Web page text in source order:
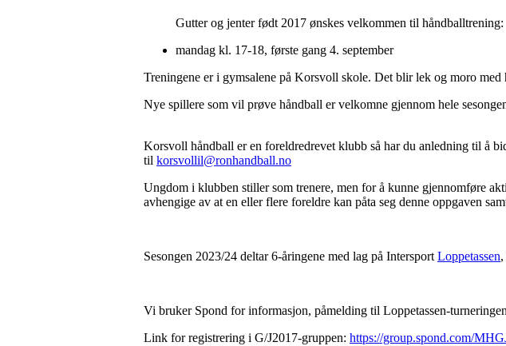
Gutter og jenter født 2017 ønskes velkommen til håndballtrening:
mandag kl. 17-18, første gang 4. september
Treningene er i gymsalene på Korsvoll skole. Det blir lek og moro
Nye spillere som vil prøve håndball er velkomne gjennom hele
Korsvoll håndball er en foreldredrevet klubb så har du anledning til å
til korsvollil@ronhandball.no
Ungdom i klubben stiller som trenere, men for å kunne gjennomføre
avhengige av at en eller flere foreldre kan påta seg denne oppgaven
Sesongen 2023/24 deltar 6-åringene med lag på Intersport Loppetassen
Vi bruker Spond for informasjon, påmelding til Loppetassen-
Link for registrering i G/J2017-gruppen: https://group.spond.com/